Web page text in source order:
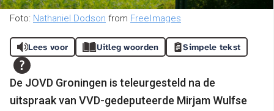
Foto: Nathaniel Dodson from FreeImages
Lees voor Uitleg woorden Simpele tekst
De JOVD Groningen is teleurgesteld na de
uitspraak van VVD-gedeputeerde Mirjam Wulfse